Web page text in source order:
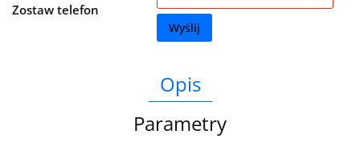
Zostaw telefon
Wyślij
Opis
Parametry